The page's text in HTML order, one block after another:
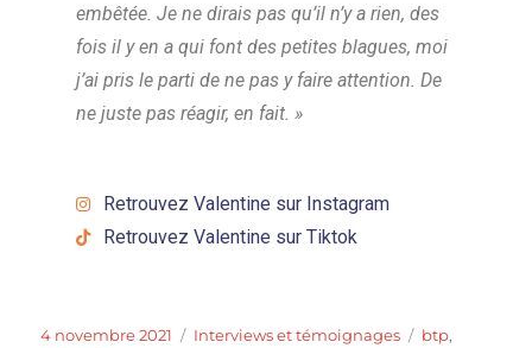
embêtée. Je ne dirais pas qu’il n’y a rien, des
fois il y en a qui font des petites blagues, moi
j’ai pris le parti de ne pas y faire attention. De
ne juste pas réagir, en fait. »
Retrouvez Valentine sur Instagram
Retrouvez Valentine sur Tiktok
4 novembre 2021 Interviews et témoignages btp,